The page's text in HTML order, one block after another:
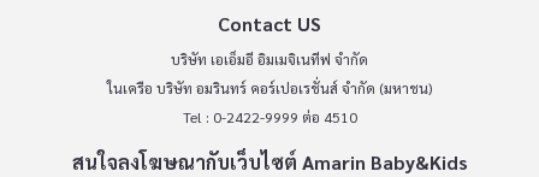
Contact US
บริษัท เอเอ็มอี อิมเมจิเนทีฟ จำกัด
ในเครือ บริษัท อมรินทร์ คอร์เปอเรชั่นส์ จำกัด (มหาชน)
Tel : 0-2422-9999 ต่อ 4510
สนใจลงโฆษณากับเว็บไซต์ Amarin Baby&Kids